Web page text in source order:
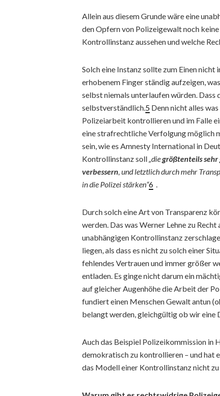
Allein aus diesem Grunde wäre eine
den Opfern von Polizeigewalt noch
Kontrollinstanz aussehen und welche
Solch eine Instanz sollte zum Einen nicht
erhobenem Finger ständig aufzeigen,
selbst niemals unterlaufen würden.
selbstverständlich.5 Denn nicht alles
Polizeiarbeit kontrollieren und im Falle
eine strafrechtliche Verfolgung möglich
sein, wie es Amnesty International in
Kontrollinstanz soll„diegrößtenteils
verbessern, und letztlich durch mehr
in die Polizei stärken“6 .
Durch solch eine Art von Transparenz
werden. Das was Werner Lehne zu
unabhängigen Kontrollinstanz
liegen, als dass es nicht zu solch einer
fehlendes Vertrauen und immer größer
entladen. Es ginge nicht darum ein
auf gleicher Augenhöhe die Arbeit der
fundiert einen Menschen Gewalt antun
belangt werden, gleichgültig ob wir eine
Auch das Beispiel Polizeikommission in
demokratisch zu kontrollieren – und hat
das Modell einer Kontrollinstanz nicht